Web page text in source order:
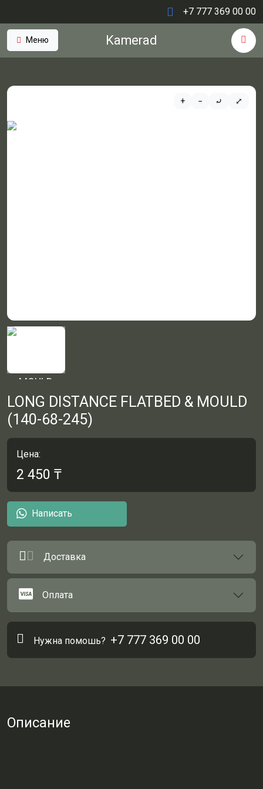
+7 777 369 00 00
Меню Kamerad
+ − ⤾ ⤢
LONG DISTANCE FLATBED & MOULD
(140-68-245)
Цена:
2 450 ₸
Написать
Доставка
Оплата
Нужна помошь? +7 777 369 00 00
Описание